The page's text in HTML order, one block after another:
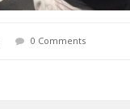
0 Comments